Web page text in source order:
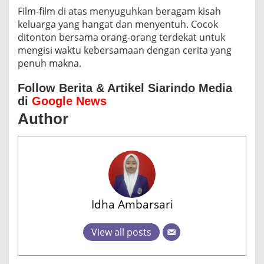
Film-film di atas menyuguhkan beragam kisah
keluarga yang hangat dan menyentuh. Cocok
ditonton bersama orang-orang terdekat untuk
mengisi waktu kebersamaan dengan cerita yang
penuh makna.
Follow Berita & Artikel Siarindo Media
di Google News
Author
Idha Ambarsari
View all posts